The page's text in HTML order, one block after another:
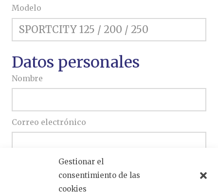
Gestionar el
consentimiento de las
cookies
Modelo
Datos personales
Nombre
Correo electrónico